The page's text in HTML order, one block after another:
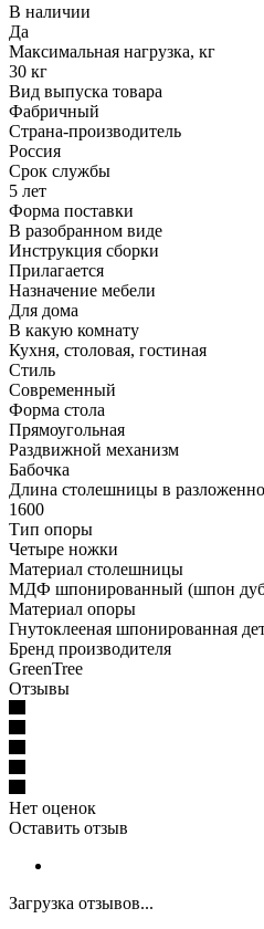
В наличии
Да
Максимальная нагрузка, кг
30 кг
Вид выпуска товара
Фабричный
Страна-производитель
Россия
Срок службы
5 лет
Форма поставки
В разобранном виде
Инструкция сборки
Прилагается
Назначение мебели
Для дома
В какую комнату
Кухня, столовая, гостиная
Стиль
Современный
Форма стола
Прямоугольная
Раздвижной механизм
Бабочка
Длина столешницы в
1600
Тип опоры
Четыре ножки
Материал столешницы
МДФ шпонированный (шпон
Материал опоры
Гнутоклееная шпонированная
Бренд производителя
GreenTree
Отзывы
Нет оценок
Оставить отзыв
Загрузка отзывов...